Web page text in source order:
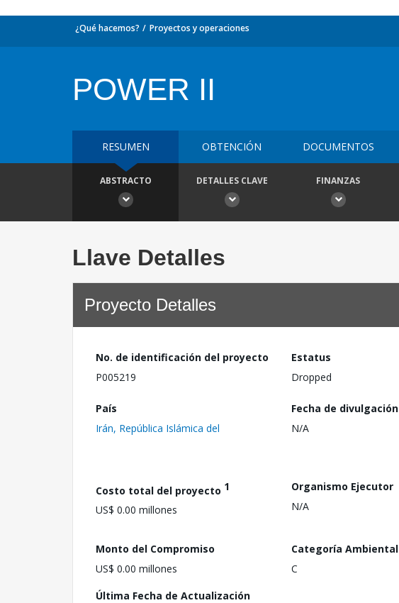
¿Qué hacemos? Proyectos y operaciones
POWER II
RESUMEN OBTENCIÓN DOCUMENTOS
ABSTRACTO DETALLES CLAVE FINANZAS
Llave Detalles
Proyecto Detalles
No. de identificación del proyecto
P005219
Estatus
Dropped
País
Irán, República Islámica del
Fecha de divulgación
N/A
Costo total del proyecto 1
US$ 0.00 millones
Organismo Ejecutor
N/A
Monto del Compromiso
US$ 0.00 millones
Categoría Ambiental
C
Última Fecha de Actualización